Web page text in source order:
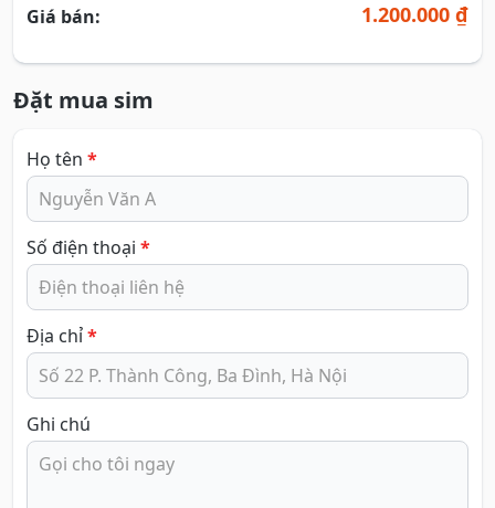
Giá bán: 1.200.000 ₫
Đặt mua sim
Họ tên *
Số điện thoại *
Địa chỉ*
Ghi chú